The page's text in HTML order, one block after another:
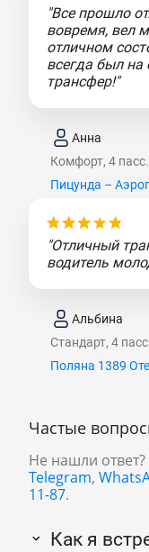
"Все прошло
вовремя, вел
отличном
всегда был на
трансфер!"
Анна
Комфорт, 4 пасс.
Пицунда –
"Отличный
водитель
Альбина
Стандарт, 4
Поляна 1389
Частые
Не нашли
Telegram,
11-87.
Как я